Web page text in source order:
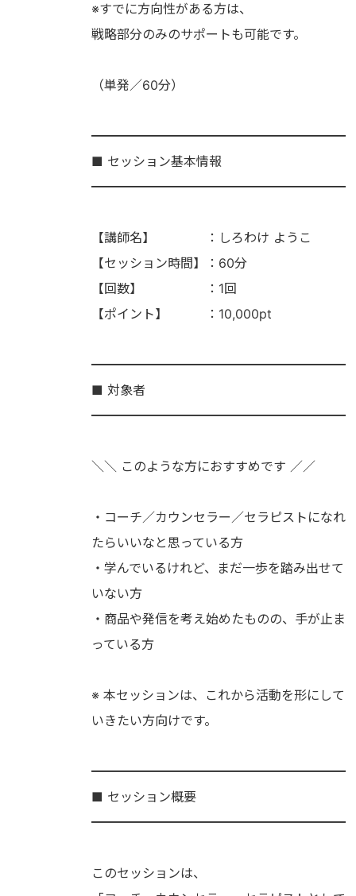
※すでに方向性がある方は、
戦略部分のみのサポートも可能です。
（単発／60分）
━━━━━━━━━━━━━━━━━━━━
■ セッション基本情報
━━━━━━━━━━━━━━━━━━━━
【講師名】 ：しろわけ ようこ
【セッション時間】：60分
【回数】 ：1回
【ポイント】 ：10,000pt
━━━━━━━━━━━━━━━━━━━━
■ 対象者
━━━━━━━━━━━━━━━━━━━━
＼＼ このような方におすすめです ／／
・コーチ／カウンセラー／セラピストになれ
たらいいなと思っている方
・学んでいるけれど、まだ一歩を踏み出せて
いない方
・商品や発信を考え始めたものの、手が止ま
っている方
※ 本セッションは、これから活動を形にして
いきたい方向けです。
━━━━━━━━━━━━━━━━━━━━
■ セッション概要
━━━━━━━━━━━━━━━━━━━━
このセッションは、